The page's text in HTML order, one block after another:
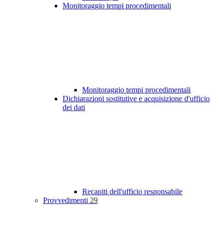
Monitoraggio tempi procedimentali
Monitoraggio tempi procedimentali
Dichiarazioni sostitutive e acquisizione d'ufficio
dei dati
Recapiti dell'ufficio responsabile
Provvedimenti 29